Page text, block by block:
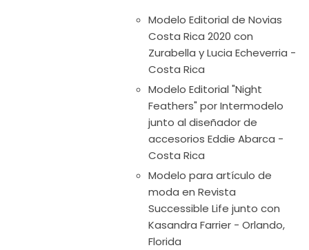
Modelo Editorial de Novias
Costa Rica 2020 con
Zurabella y Lucia Echeverria -
Costa Rica
Modelo Editorial "Night
Feathers" por Intermodelo
junto al diseñador de
accesorios Eddie Abarca -
Costa Rica
Modelo para artículo de
moda en Revista
Successible Life junto con
Kasandra Farrier - Orlando,
Florida